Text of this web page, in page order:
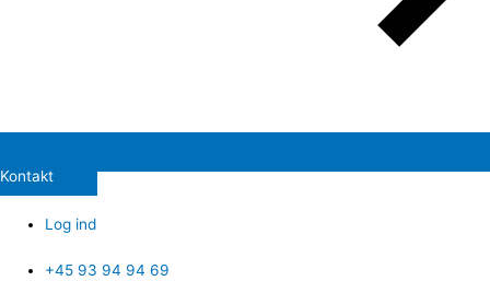
Kontakt
Log ind
+45 93 94 94 69